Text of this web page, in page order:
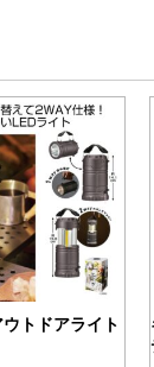
ウトドアライト